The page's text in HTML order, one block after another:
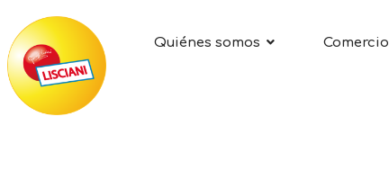
Quiénes somos Comercio